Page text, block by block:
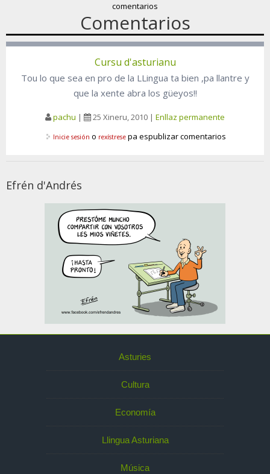
comentarios
Comentarios
Cursu d'asturianu
Tou lo que sea en pro de la LLingua ta bien ,pa llantre y
que la xente abra los güeyos!!
pachu | 25 Xineru, 2010 | Enllaz permanente
Inicie sesión o rexístrese pa espublizar comentarios
Efrén d'Andrés
Asturies
Cultura
Economía
Llingua Asturiana
Música